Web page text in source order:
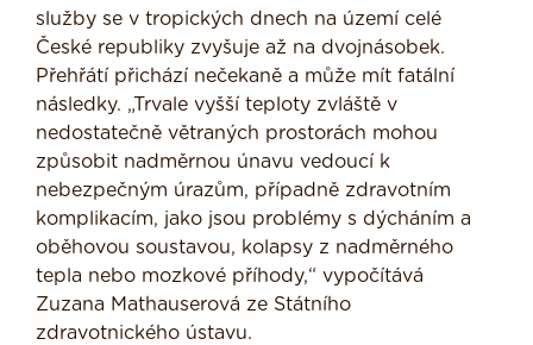
služby se v tropických dnech na území celé
České republiky zvyšuje až na dvojnásobek.
Přehřátí přichází nečekaně a může mít fatální
následky. „Trvale vyšší teploty zvláště v
nedostatečně větraných prostorách mohou
způsobit nadměrnou únavu vedoucí k
nebezpečným úrazům, případně zdravotním
komplikacím, jako jsou problémy s dýcháním a
oběhovou soustavou, kolapsy z nadměrného
tepla nebo mozkové příhody,“ vypočítává
Zuzana Mathauserová ze Státního
zdravotnického ústavu.